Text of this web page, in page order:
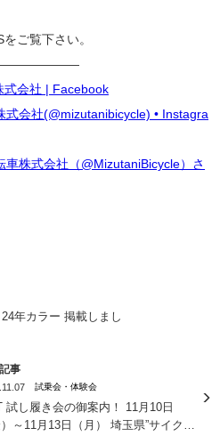
ご覧下さい。
式会社 | Facebook
式会社(@mizutanibicycle) • Instagra
車株式会社（@MizutaniBicycle）さ
年カラー 掲載しまし
事
試乗会・体験会
試し履き会の御案内！ 11月10日
）～11月13日（月） 埼玉県”サイクル